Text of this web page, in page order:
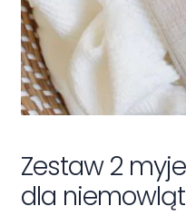
Na prezent
Personalizuj
Zestaw 2 myjek kąpielowych
dla niemowląt